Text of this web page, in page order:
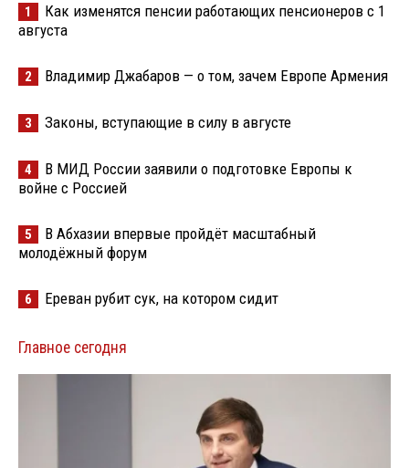
1
Как изменятся пенсии работающих пенсионеров с 1
августа
2 Владимир Джабаров — о том, зачем Европе Армения
3 Законы, вступающие в силу в августе
4
В МИД России заявили о подготовке Европы к
войне с Россией
5
В Абхазии впервые пройдёт масштабный
молодёжный форум
6 Ереван рубит сук, на котором сидит
Главное сегодня